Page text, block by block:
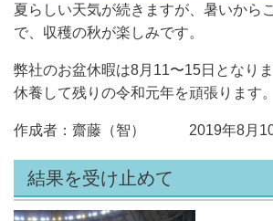
夏らしい天気が続きますが、暑いから
で、収穫の秋が楽しみです。
弊社のお盆休暇は8月11〜15日となりま
休養して残りの令和元年を頑張ります。
作成者：齋藤（智） 2019年8月10
結果を受け止めて